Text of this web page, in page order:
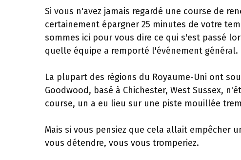
Si vous n'avez jamais regardé une course de
certainement épargner 25 minutes de votre
sommes ici pour vous dire ce qui s'est passé
quelle équipe a remporté l'événement général.
La plupart des régions du Royaume-Uni ont
Goodwood, basé à Chichester, West Sussex,
course, un a eu lieu sur une piste mouillée
Mais si vous pensiez que cela allait empêcher
vous détendre, vous vous tromperiez.